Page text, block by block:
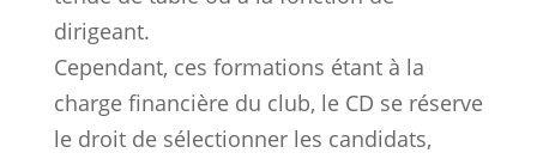
dirigeant.
Cependant, ces formations étant à la
charge financière du club, le CD se réserve
le droit de sélectionner les candidats,